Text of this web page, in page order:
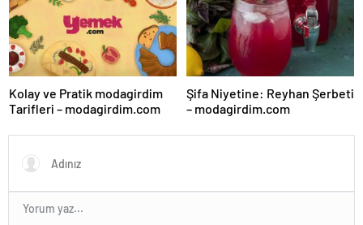
Kolay ve Pratik modagirdim
Tarifleri – modagirdim.com
Şifa Niyetine: Reyhan Şerbeti
– modagirdim.com